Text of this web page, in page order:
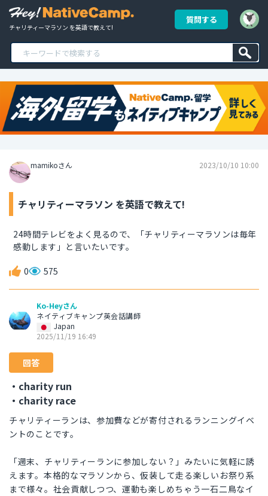
チャリティーマラソン を英語で教えて!
質問する
mamikoさん 2023/10/10 10:00
チャリティーマラソン を英語で教えて!
24時間テレビをよく見るので、「チャリティーマラソンは毎年
感動します」と言いたいです。
0 575
Ko-Heyさん
ネイティブキャンプ英会話講師
Japan
2025/11/19 16:49
回答
・charity run
・charity race
チャリティーランは、参加費などが寄付されるランニングイベ
ントのことです。
「週末、チャリティーランに参加しない？」みたいに気軽に誘
えます。本格的なマラソンから、仮装して走る楽しいお祭り系
まで様々。社会貢献しつつ、運動も楽しめちゃう一石二鳥なイ